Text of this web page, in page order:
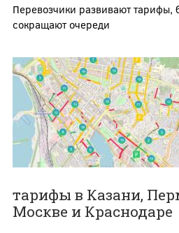
Перевозчики развивают тарифы,
сокращают очереди
тарифы в Казани,
Москве и Краснодаре